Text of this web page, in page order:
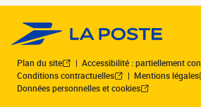
Plan du site
Accessibilité : partiellement
Conditions contractuelles
Mentions légales
Données personnelles et cookies